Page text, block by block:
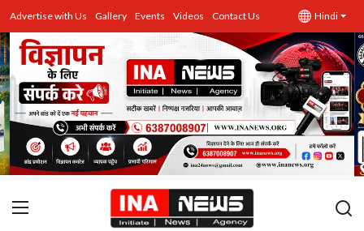
Advertise with Us Gallery Events Videos Contact Us Hindi
उत्तर प्रदेश
Advertise with Us
Events
राज्य